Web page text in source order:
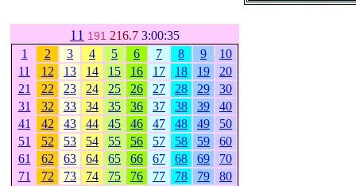
11 191 216.7 3:00:35
1
2 3 4 5 6 7 8 9
10
11
12 13 14 15 16 17 18 19
20
21
22 23 24 25 26 27 28 29
30
31
32 33 34 35 36 37 38 39
40
41
42 43 44 45 46 47 48 49
50
51
52 53 54 55 56 57 58 59
60
61
62 63 64 65 66 67 68 69
70
71
72 73 74 75 76 77 78 79
80